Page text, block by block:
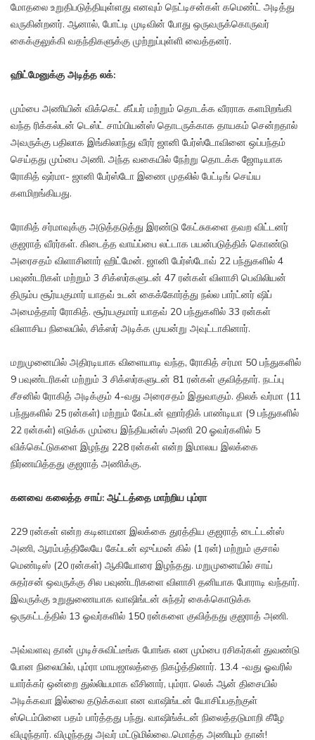
மோதலை உறுதிபடுத்தியுள்ளது எனவும் நெட்டிசன்கள் கமெண்ட் அடித்து
வருகின்றனர். ஆனால், போட்டி முடிவின் போது ஒருவருக்கொருவர்
கைக்குலுக்கி வதந்திகளுக்கு முற்றுப்புள்ளி வைத்தனர்.
ஹிட்மேனுக்கு அடித்த லக்:
மும்பை அணியின் விக்கெட் கீப்பர் மற்றும் தொடக்க வீரராக களமிறங்கி
வந்த ரிக்கல்டன் டெஸ்ட் சாம்பியன்ஸ் தொடருக்காக தாயகம் சென்றதால்
அவருக்கு பதிலாக இங்கிலாந்து வீரர் ஜானி பேர்ஸ்டோவினை ஒப்பந்தம்
செய்தது மும்பை அணி. அந்த வகையில் நேற்று தொடக்க ஜோடியாக
ரோகித் ஷர்மா- ஜானி பேர்ஸ்டோ இணை முதலில் பேட்டிங் செய்ய
களமிறங்கியது.
ரோகித் சர்மாவுக்கு அடுத்தடுத்து இரண்டு கேட்சுகளை தவற விட்டனர்
குஜராத் வீரர்கள். கிடைத்த வாய்ப்பை லட்டாக பயன்படுத்திக் கொண்டு
அரைசதம் விளாசினார் ஹிட்மேன். ஜானி பேர்ஸ்டோவ் 22 பந்துகளில் 4
பவுண்டரிகள் மற்றும் 3 சிக்ஸர்களுடன் 47 ரன்கள் விளாசி பெவிலியன்
திரும்ப சூர்யகுமார் யாதவ் உடன் கைக்கோர்த்து நல்ல பார்ட்னர் ஷிப்
அமைத்தார் ரோகித். சூர்யகுமார் யாதவ் 20 பந்துகளில் 33 ரன்கள்
விளாசிய நிலையில், சிக்ஸர் அடிக்க முயன்று அவுட்டாகினார்.
மறுமுனையில் அதிரடியாக விளையாடி வந்த, ரோகித் சர்மா 50 பந்துகளில்
9 பவுண்டரிகள் மற்றும் 3 சிக்ஸர்களுடன் 81 ரன்கள் குவித்தார். நடப்பு
சீசனில் ரோகித் அடிக்கும் 4-வது அரைசதம் இதுவாகும். திலக் வர்மா (11
பந்துகளில் 25 ரன்கள்) மற்றும் கேப்டன் ஹார்திக் பாண்டியா (9 பந்துகளில்
22 ரன்கள்) எடுக்க மும்பை இந்தியன்ஸ் அணி 20 ஓவர்களில் 5
விக்கெட்டுகளை இழந்து 228 ரன்கள் என்ற இமாலய இலக்கை
நிர்ணயித்தது குஜராத் அணிக்கு.
கனவை கலைத்த சாய்: ஆட்டத்தை மாற்றிய பும்ரா
229 ரன்கள் என்ற கடினமான இலக்கை துரத்திய குஜராத் டைட்டன்ஸ்
அணி, ஆரம்பத்திலேயே கேப்டன் ஷுப்மன் கில் (1 ரன்) மற்றும் குசால்
மெண்டிஸ் (20 ரன்கள்) ஆகியோரை இழந்தது. மறுமுனையில் சாய்
சுதர்சன் ஒவருக்கு சில பவுண்டரிகளை விளாசி தனியாக போராடி வந்தார்.
இவருக்கு உறுதுணையாக வாஷிங்டன் சுந்தர் கைக்கொடுக்க
ஒருகட்டத்தில் 13 ஓவர்களில் 150 ரன்களை குவித்தது குஜராத் அணி.
அவ்வளவு தான் முடிச்சுவிட்டீங்க போங்க என மும்பை ரசிகர்கள் துவண்டு
போன நிலையில், பும்ரா மாயஜாலத்தை நிகழ்த்தினார். 13.4 -வது ஓவரில்
யார்க்கர் ஒன்றை துல்லியமாக வீசினார், பும்ரா. லெக் ஆன் திசையில்
அடிக்கவா இல்லை தடுக்கவா என வாஷிங்டன் யோசிப்பதற்குள்
ஸ்டெம்பினை பதம் பார்த்தது பந்து. வாஷிங்க்டன் நிலைத்தடுமாறி கீழே
விழுந்தார். விழுந்தது அவர் மட்டுமில்லை..மொத்த அணியும் தான்!